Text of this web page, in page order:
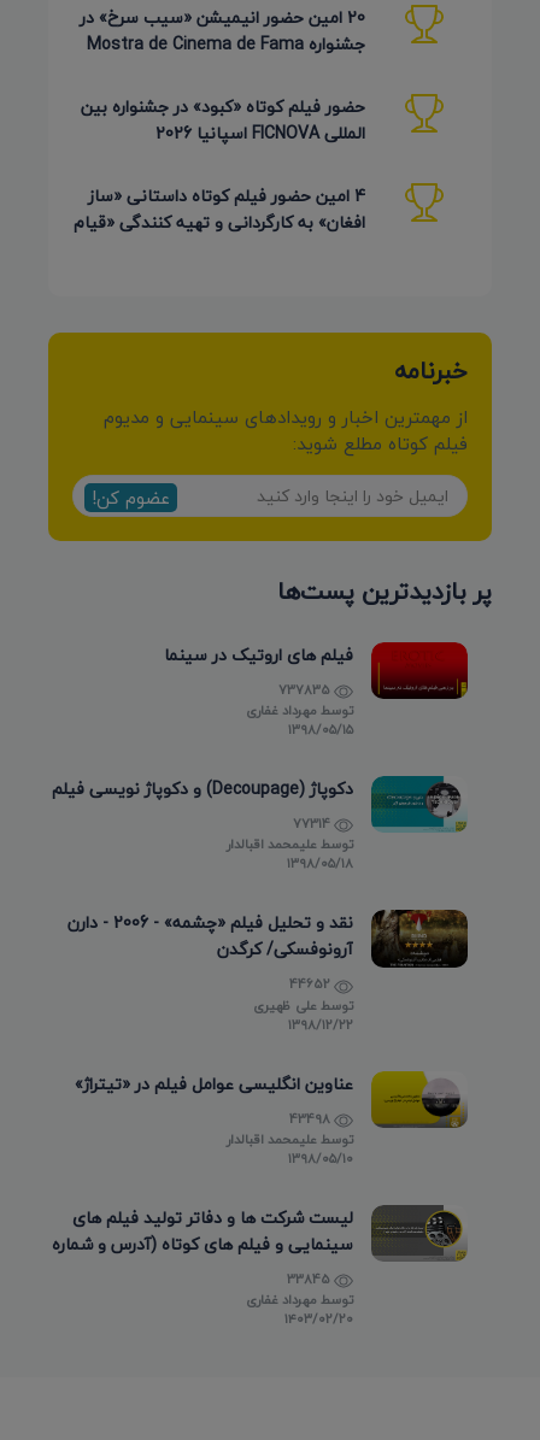
20 امین حضور انیمیشن «سیب سرخ» در
جشنواره Mostra de Cinema de Fama
حضور فیلم کوتاه «کبود» در جشنواره بین
المللی FICNOVA اسپانیا 2026
4 امین حضور فیلم کوتاه داستانی «ساز
افغان» به کارگردانی و تهیه کنندگی «قیام
خبرنامه
از مهمترین اخبار و رویدادهای سینمایی و مدیوم
فیلم کوتاه مطلع شوید:
عضوم کن!
پر بازدیدترین پست‌ها
فیلم های اروتیک در سینما
توسط مهرداد غفاری
۱۳۹۸/۰۵/۱۵
دکوپاژ (Decoupage) و دکوپاژ نویسی فیلم
توسطعلیمحمد اقبالدار
۱۳۹۸/۰۵/۱۸
نقد و تحلیل فیلم «چشمه» - 2006 - دارن
آرونوفسکی/ کرگدن
توسطعلی ظهیری
۱۳۹۸/۱۲/۲۲
عناوین انگلیسی عوامل فیلم در «تیتراژ»
توسطعلیمحمد اقبالدار
۱۳۹۸/۰۵/۱۰
لیست شرکت ها و دفاتر تولید فیلم های
سینمایی و فیلم های کوتاه (آدرس و شماره
تماس)
توسط مهرداد غفاری
۱۴۰۳/۰۲/۲۰